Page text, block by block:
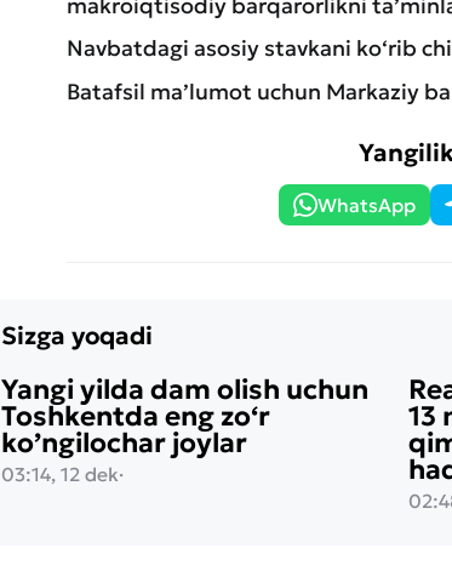
Navbatdagi asosiy stavkani ko‘rib
Batafsil ma’lumot uchun Markaziy
WhatsApp
Sizga yoqadi
Yangi yilda dam olish uchun
Toshkentda eng zo‘r
ko’ngilochar joylar
03:14, 12 dek·
13